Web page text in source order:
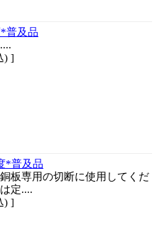
普及品
) ]
*普及品
板専用の切断に使用してくだ
定....
) ]